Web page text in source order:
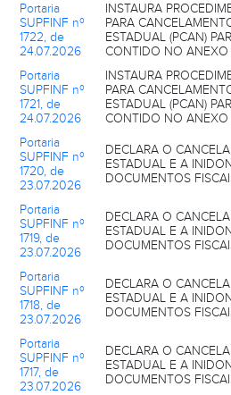
Portaria
SUPFINF nº
1722, de
24.07.2026
INSTAURA
PARA
ESTADUAL (PCAN)
CONTIDO NO ANEXO
Portaria
SUPFINF nº
1721, de
24.07.2026
INSTAURA
PARA
ESTADUAL (PCAN)
CONTIDO NO ANEXO
Portaria
SUPFINF nº
1720, de
23.07.2026
DECLARA O
ESTADUAL E A
DOCUMENTOS
Portaria
SUPFINF nº
1719, de
23.07.2026
DECLARA O
ESTADUAL E A
DOCUMENTOS
Portaria
SUPFINF nº
1718, de
23.07.2026
DECLARA O
ESTADUAL E A
DOCUMENTOS
Portaria
SUPFINF nº
1717, de
23.07.2026
DECLARA O
ESTADUAL E A
DOCUMENTOS